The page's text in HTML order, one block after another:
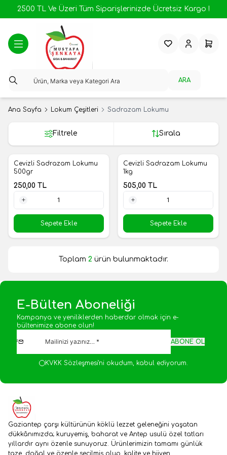
2500 TL Ve Üzeri Tüm Siparişlerinizde Ücretsiz Kargo !
ARA
FavorilerimHesabım
Ana Sayfa Lokum Çeşitleri Sadrazam Lokumu
Filtrele Sırala
Yeni
Cevizli Sadrazam Lokumu
500gr
250,00 TL
Sepete Ekle
Yeni
Cevizli Sadrazam Lokumu
1kg
505,00 TL
Sepete Ekle
Toplam 2 ürün bulunmaktadır.
E-Bülten Aboneliği
Kampanya ve yeniliklerden haberdar olmak için e-
bültenimize abone olun!
ABONE OL
KVKK Sözleşmesi'niokudum, kabul ediyorum.
Gaziantep çarşı kültürünün köklü lezzet geleneğini yaşatan
dükkânımızda; kuruyemiş, baharat ve Antep usulü özel tatları
yıllardır aynı özenle sunuyoruz. Ürünlerimizin tamamı günlük
taze, doğal ve özenle seçilmiş olup, kalite ve hijyen